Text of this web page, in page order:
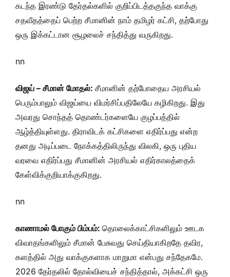
கடந்த இரண்டு தேர்தல்களில் குறிப்பிடத்தகுந்த வாக்கு
சதவீதத்தைப் பெற்ற சீமானின் நாம் தமிழர் கட்சி, தற்போது
ஒரு இக்கட்டான சூழலைச் சந்தித்து வருகிறது.
nn
விஜய் – சீமான் மோதல்: சீமானின் தற்போதைய அரசியல்
பெரும்பாலும் விஜய்யை விமர்சிப்பதிலேயே கழிகிறது. இது
அவரது சொந்தத் தொண்டர்களையே குழப்பத்தில்
ஆழ்த்தியுள்ளது. திராவிடக் கட்சிகளை எதிர்ப்பது என்ற
தனது அடிப்படை நோக்கத்திலிருந்து விலகி, ஒரு புதிய
வரவை எதிர்ப்பது சீமானின் அரசியல் எதிர்காலத்தைக்
கேள்விக்குறியாக்குகிறது.
nn
காணாமல் போகும் பிம்பம்: தொலைக்காட்சிகளிலும் ஊடக
விவாதங்களிலும் சீமான் பேசுவது செய்தியாகிறதே தவிர,
களத்தில் அது வாக்குகளாக மாறுமா என்பது சந்தேகமே.
2026 தேர்தலில் தோல்வியைச் சந்தித்தால், அக்கட்சி ஒரு